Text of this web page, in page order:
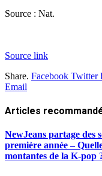
Source : Nat.
Source link
Share. Facebook Twitter
Email
Articles
NewJeans partage des
première année –
montantes de la K-pop